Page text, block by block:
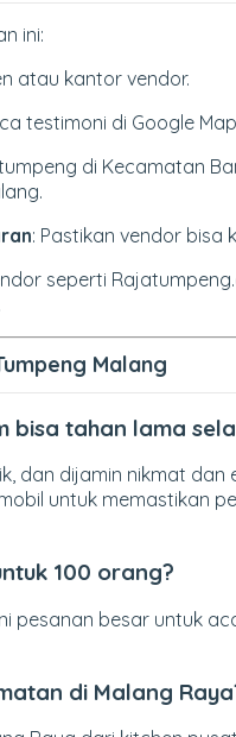
ini:
atau kantor vendor.
testimoni di Google
di Kecamatan
: Pastikan vendor bisa
seperti
Malang
bisa tahan lama
dan dijamin nikmat dan
untuk memastikan
100 orang?
pesanan besar untuk
di Malang